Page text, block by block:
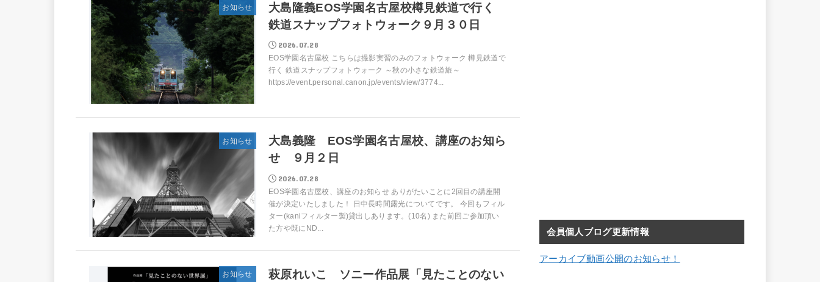
お知らせ
大島隆義EOS学園名古屋校樽見鉄道で行く
鉄道スナップフォトウォーク９月３０日
2026.07.28
EOS学園名古屋校 こちらは撮影実習のみのフォトウォーク 樽見鉄道で
行く 鉄道スナップフォトウォーク ～秋の小さな鉄道旅～
https://event.personal.canon.jp/events/view/3774...
お知らせ
大島義隆 EOS学園名古屋校、講座のお知ら
せ ９月２日
2026.07.28
EOS学園名古屋校、講座のお知らせ ありがたいことに2回目の講座開
催が決定いたしました！ 日中長時間露光についてです。 今回もフィル
ター(kaniフィルター製)貸出しあります。(10名) また前回ご参加頂い
た方や既にND...
お知らせ
萩原れいこ ソニー作品展「見たことのない
会員個人ブログ更新情報
アーカイブ動画公開のお知らせ！